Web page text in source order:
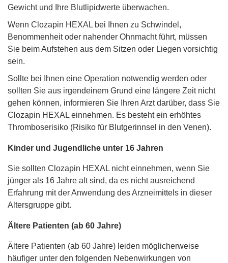
Gewicht und Ihre Blutlipidwerte überwachen.
Wenn Clozapin HEXAL bei Ihnen zu Schwindel,
Benommenheit oder nahender Ohnmacht führt, müssen
Sie beim Aufstehen aus dem Sitzen oder Liegen vorsichtig
sein.
Sollte bei Ihnen eine Operation notwendig werden oder
sollten Sie aus irgendeinem Grund eine längere Zeit nicht
gehen können, informieren Sie Ihren Arzt darüber, dass Sie
Clozapin HEXAL einnehmen. Es besteht ein erhöhtes
Thromboserisiko (Risiko für Blutgerinnsel in den Venen).
Kinder und Jugendliche unter 16 Jahren
Sie sollten Clozapin HEXAL nicht einnehmen, wenn Sie
jünger als 16 Jahre alt sind, da es nicht ausreichend
Erfahrung mit der Anwendung des Arzneimittels in dieser
Altersgruppe gibt.
Ältere Patienten (ab 60 Jahre)
Ältere Patienten (ab 60 Jahre) leiden möglicherweise
häufiger unter den folgenden Nebenwirkungen von